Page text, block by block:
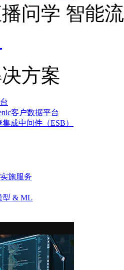
问学 智能
方案
客户数据平台
成中间件（ESB）
施服务
型 & ML